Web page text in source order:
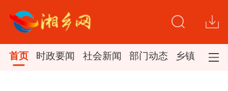
首页 时政要闻 社会新闻 部门动态 乡镇新闻